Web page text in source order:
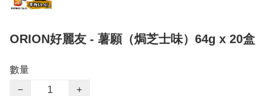
ORION好麗友 - 薯願（焗芝士味）64g x 20盒
數量
−
+